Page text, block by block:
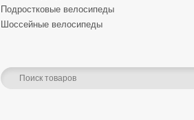
Подростковые велосипеды
Шоссейные велосипеды